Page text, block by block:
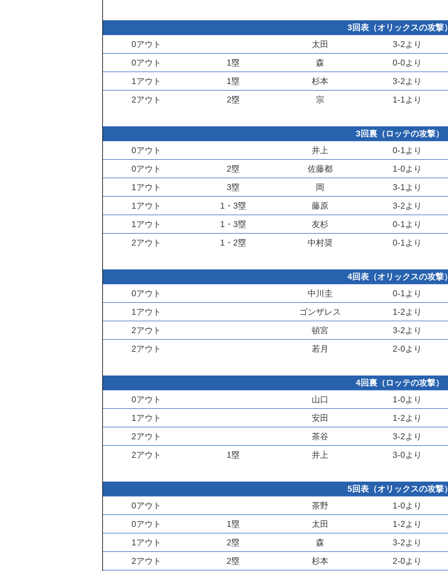
3回表（オリックスの攻撃）
0アウト
太田 3-2より
0アウト
1塁 森 0-0より
1アウト
1塁 杉本 3-2より
2アウト
2塁 宗 1-1より
3回裏（ロッテの攻撃）
0アウト
井上 0-1より
0アウト
2塁 佐藤都 1-0より
1アウト
3塁 岡 3-1より
1アウト
1・3塁 藤原 3-2より
1アウト
1・3塁 友杉 0-1より
2アウト
1・2塁 中村奨 0-1より
4回表（オリックスの攻撃）
0アウト
中川圭 0-1より
1アウト
ゴンザレス 1-2より
2アウト
頓宮 3-2より
2アウト
若月 2-0より
4回裏（ロッテの攻撃）
0アウト
山口 1-0より
1アウト
安田 1-2より
2アウト
茶谷 3-2より
2アウト
1塁 井上 3-0より
5回表（オリックスの攻撃）
0アウト
茶野 1-0より
0アウト
1塁 太田 1-2より
1アウト
2塁 森 3-2より
2アウト
2塁 杉本 2-0より